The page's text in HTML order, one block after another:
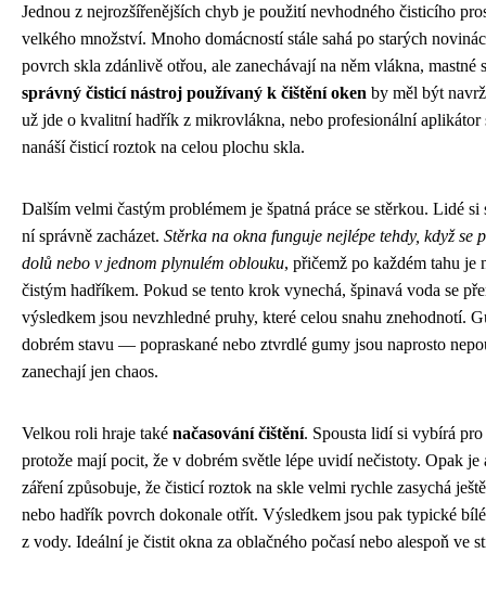
Jednou z nejrozšířenějších chyb je použití nevhodného čisticího
velkého množství. Mnoho domácností stále sahá po starých
povrch skla zdánlivě otřou, ale zanechávají na něm vlákna, mastné
správný čisticí nástroj používaný k čištění oken by měl být
už jde o kvalitní hadřík z mikrovlákna, nebo profesionální aplikátor
nanáší čisticí roztok na celou plochu skla.
Dalším velmi častým problémem je špatná práce se stěrkou. Lidé
ní správně zacházet. Stěrka na okna funguje nejlépe tehdy, když se
dolů nebo v jednom plynulém oblouku, přičemž po každém tahu je
čistým hadříkem. Pokud se tento krok vynechá, špinavá voda se
výsledkem jsou nevzhledné pruhy, které celou snahu znehodnotí.
dobrém stavu — popraskané nebo ztvrdlé gumy jsou naprosto
zanechají jen chaos.
Velkou roli hraje také načasování čištění. Spousta lidí si vybírá
protože mají pocit, že v dobrém světle lépe uvidí nečistoty. Opak je
záření způsobuje, že čisticí roztok na skle velmi rychle zasychá
nebo hadřík povrch dokonale otřít. Výsledkem jsou pak typické
z vody. Ideální je čistit okna za oblačného počasí nebo alespoň ve